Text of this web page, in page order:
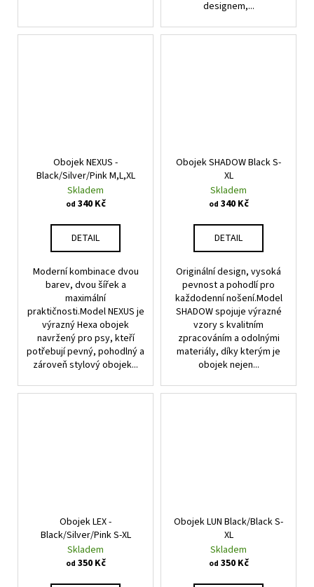
designem,...
Obojek NEXUS -
Black/Silver/Pink M,L,XL
Skladem
od 340 Kč
DETAIL
Moderní kombinace dvou
barev, dvou šířek a
maximální
praktičnosti.Model NEXUS je
výrazný Hexa obojek
navržený pro psy, kteří
potřebují pevný, pohodlný a
zároveň stylový obojek...
Obojek SHADOW Black S-
XL
Skladem
od 340 Kč
DETAIL
Originální design, vysoká
pevnost a pohodlí pro
každodenní nošení.Model
SHADOW spojuje výrazné
vzory s kvalitním
zpracováním a odolnými
materiály, díky kterým je
obojek nejen...
Obojek LEX -
Black/Silver/Pink S-XL
Skladem
od 350 Kč
Obojek LUN Black/Black S-
XL
Skladem
od 350 Kč